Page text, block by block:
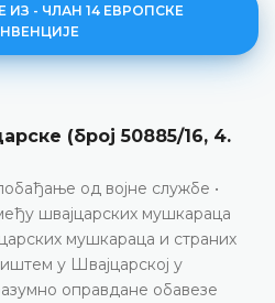
ИЗ - ЧЛАН 14 ЕВРОПСКЕ
Шпаније (број
2025. године)
обавеза да се
заштита од дискриминације
запошљавања и једнаке
14. Европске конвенције
и основних слобода у вези